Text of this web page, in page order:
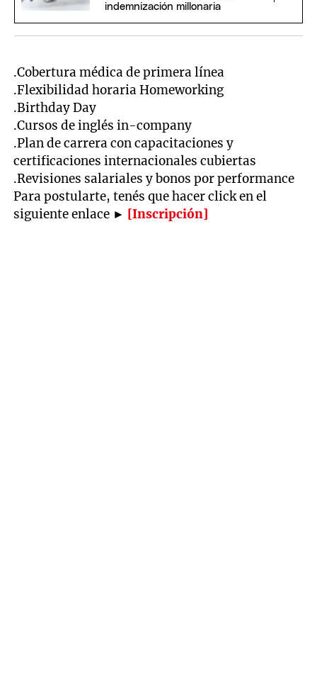
indemnización millonaria
.Cobertura médica de primera línea
.Flexibilidad horaria Homeworking
.Birthday Day
.Cursos de inglés in-company
.Plan de carrera con capacitaciones y
certificaciones internacionales cubiertas
.Revisiones salariales y bonos por performance
Para postularte, tenés que hacer click en el
siguiente enlace ► [Inscripción]